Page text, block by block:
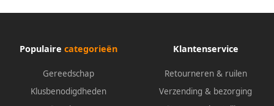
Populaire categorieën
Gereedschap
Klusbenodigdheden
Klantenservice
Retourneren & ruilen
Verzending & bezorging